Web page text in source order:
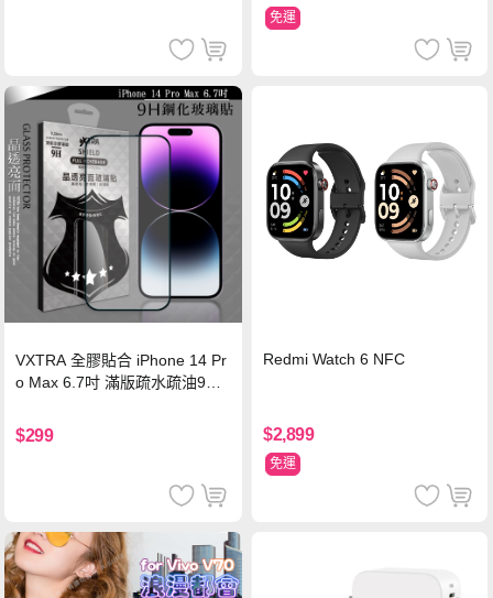
免運
VXTRA 全膠貼合 iPhone 14 Pr
o Max 6.7吋 滿版疏水疏油9H
$299
Redmi Watch 6 NFC
$2,899
免運